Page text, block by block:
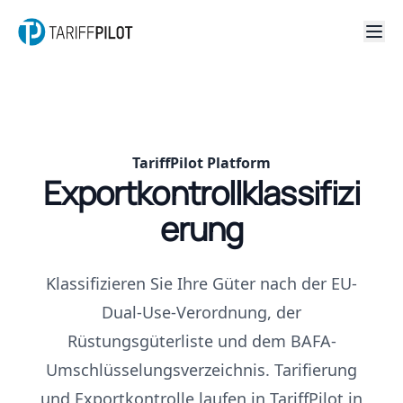
TariffPilot Platform
Exportkontrollklassifizi
erung
Klassifizieren Sie Ihre Güter nach der EU-
Dual-Use-Verordnung, der
Rüstungsgüterliste und dem BAFA-
Umschlüsselungsverzeichnis. Tarifierung
und Exportkontrolle laufen in TariffPilot in